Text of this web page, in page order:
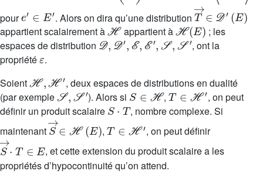
pour
′
. Alors on dira qu’une distribution
T→ ∈ 𝒟
(E
appartient scalairement à
ℋ
appartient à
ℋ(E)
; les
espaces de distribution
𝒟,𝒟 ,ℰ,ℰ′,𝒮,𝒮′
, ont la
propriété
ε
.
Soient
, deux espaces de distributions en dualité
(par exemple
𝒮 ,𝒮′
). Alors si
S∈ℋ
,
T∈ℋ′
, on peut
définir un produit scalaire
S·T
, nombre complexe. Si
maintenant
S→ E
, , on peut définir
S→
, et cette extension du produit scalaire a les
propriétés d’hypocontinuité qu’on attend.